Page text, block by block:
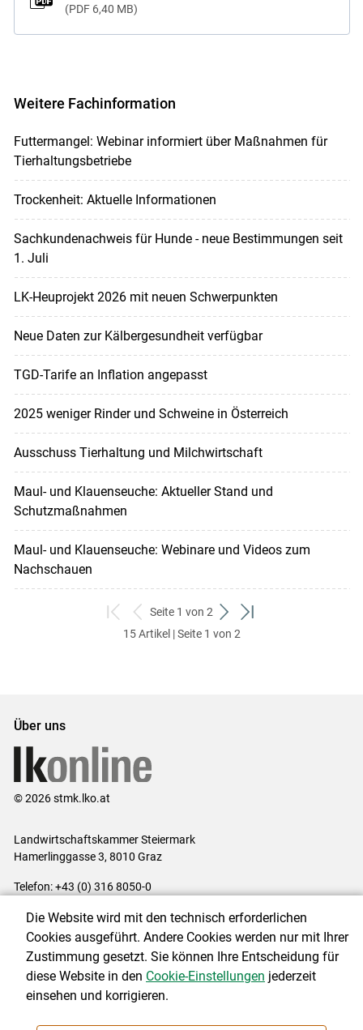
PDF 6,40 MB
Weitere Fachinformation
Futtermangel: Webinar informiert über Maßnahmen für
Tierhaltungsbetriebe
Trockenheit: Aktuelle Informationen
Sachkundenachweis für Hunde - neue Bestimmungen seit
1. Juli
LK-Heuprojekt 2026 mit neuen Schwerpunkten
Neue Daten zur Kälbergesundheit verfügbar
TGD-Tarife an Inflation angepasst
2025 weniger Rinder und Schweine in Österreich
Ausschuss Tierhaltung und Milchwirtschaft
Maul- und Klauenseuche: Aktueller Stand und
Schutzmaßnahmen
Maul- und Klauenseuche: Webinare und Videos zum
Nachschauen
zum
ersten
zurück
zum
Seite 1 von 2
weiter
zum
zum
15 Artikel | Seite 1 von 2
Über uns
© 2026 stmk.lko.at
Landwirtschaftskammer Steiermark
Hamerlinggasse 3, 8010 Graz
Telefon: +43 (0) 316 8050-0
Impressum|Kontakt|Datenschutzerklärung|Barrierefreiheit|
Cookie-Einstellungen
NEWSLETTER
Die Website wird mit den technisch erforderlichen
Cookies ausgeführt. Andere Cookies werden nur mit Ihrer
Zustimmung gesetzt. Sie können Ihre Entscheidung für
diese Website in den Cookie-Einstellungen jederzeit
einsehen und korrigieren.